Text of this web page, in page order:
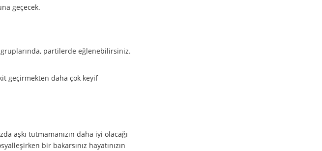
geçecek.
partilerde eğlenebilirsiniz.
geçirmekten daha çok keyif
aşkı tutmamanızın daha iyi olacağı
bir bakarsınız hayatınızın